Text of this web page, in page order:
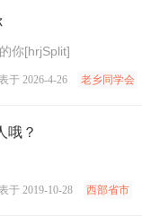
你[hrjSplit]
于 2026-4-26 老乡同学会
哦？
于 2019-10-28 西部省市